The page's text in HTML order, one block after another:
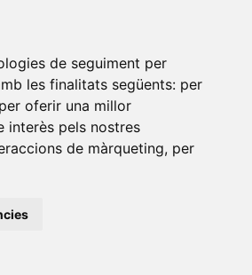
de seguiment per
les finalitats següents: per
per oferir una millor
interès pels nostres
de màrqueting, per